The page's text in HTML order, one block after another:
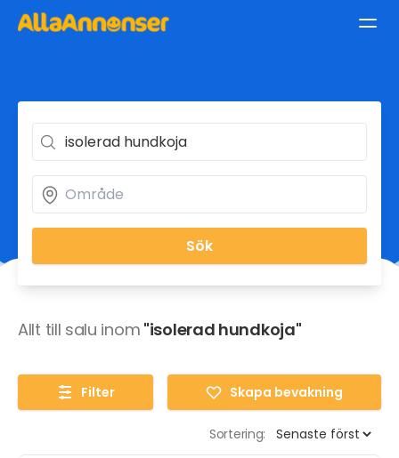
Sök
Allt till salu inom "isolerad hundkoja"
Filter Skapa bevakning
Sortering: